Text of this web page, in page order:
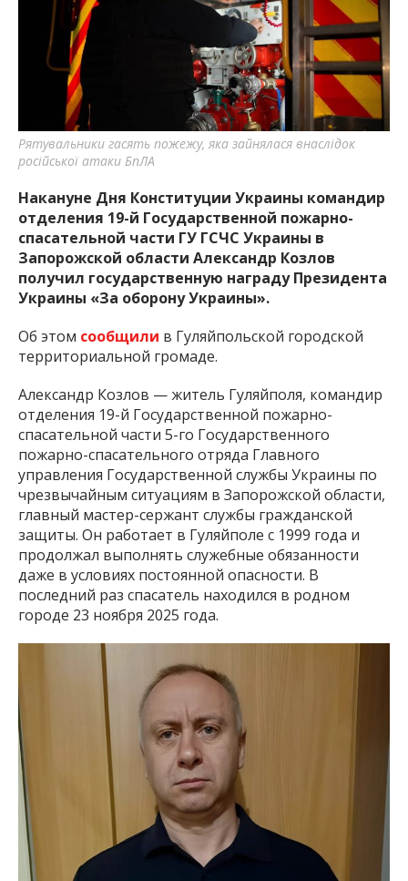
важную информацию о событиях
города Запорожья и области.
Рятувальники гасять пожежу, яка зайнялася внаслідок
російської атаки БпЛА
Накануне Дня Конституции Украины командир
отделения 19-й Государственной пожарно-
спасательной части ГУ ГСЧС Украины в
Запорожской области Александр Козлов
получил государственную награду Президента
Украины «За оборону Украины».
Об этом сообщили в Гуляйпольской городской
территориальной громаде.
Александр Козлов — житель Гуляйполя, командир
отделения 19-й Государственной пожарно-
спасательной части 5-го Государственного
пожарно-спасательного отряда Главного
управления Государственной службы Украины по
чрезвычайным ситуациям в Запорожской области,
главный мастер-сержант службы гражданской
защиты. Он работает в Гуляйполе с 1999 года и
продолжал выполнять служебные обязанности
даже в условиях постоянной опасности. В
последний раз спасатель находился в родном
городе 23 ноября 2025 года.